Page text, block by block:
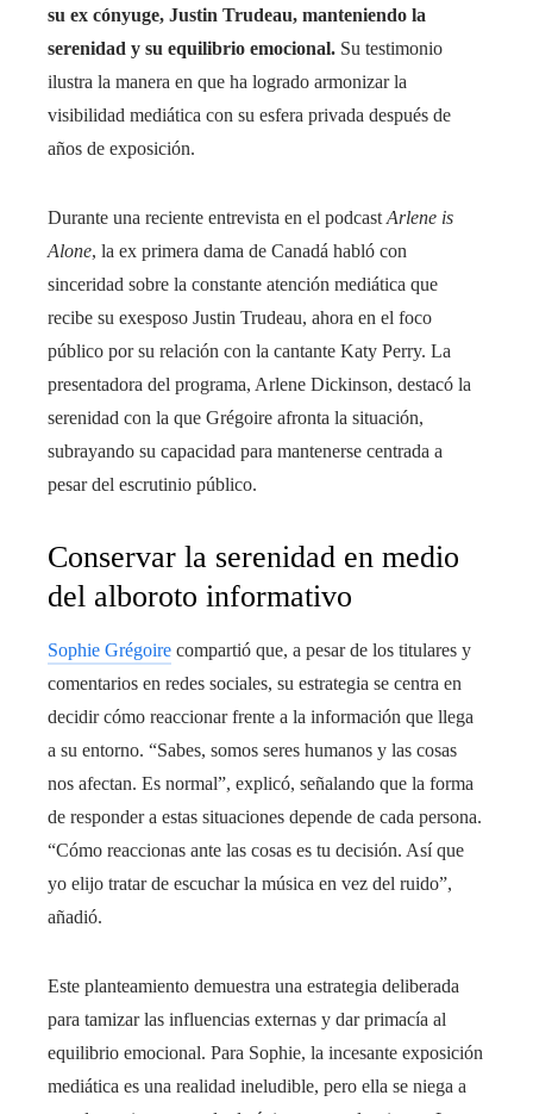
su ex cónyuge, Justin Trudeau, manteniendo la
serenidad y su equilibrio emocional. Su testimonio
ilustra la manera en que ha logrado armonizar la
visibilidad mediática con su esfera privada después de
años de exposición.
Durante una reciente entrevista en el podcastArlene is
Alone, la ex primera dama de Canadá habló con
sinceridad sobre la constante atención mediática que
recibe su exesposo Justin Trudeau, ahora en el foco
público por su relación con la cantante Katy Perry. La
presentadora del programa, Arlene Dickinson, destacó la
serenidad con la que Grégoire afronta la situación,
subrayando su capacidad para mantenerse centrada a
pesar del escrutinio público.
Conservar la serenidad en medio
del alboroto informativo
Sophie Grégoire compartió que, a pesar de los titulares y
comentarios en redes sociales, su estrategia se centra en
decidir cómo reaccionar frente a la información que llega
a su entorno. “Sabes, somos seres humanos y las cosas
nos afectan. Es normal”, explicó, señalando que la forma
de responder a estas situaciones depende de cada persona.
“Cómo reaccionas ante las cosas es tu decisión. Así que
yo elijo tratar de escuchar la música en vez del ruido”,
añadió.
Este planteamiento demuestra una estrategia deliberada
para tamizar las influencias externas y dar primacía al
equilibrio emocional. Para Sophie, la incesante exposición
mediática es una realidad ineludible, pero ella se niega a